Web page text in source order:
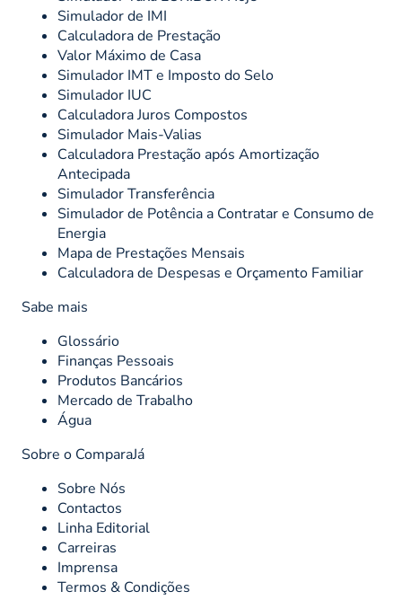
Simulador de IMI
Calculadora de Prestação
Valor Máximo de Casa
Simulador IMT e Imposto do Selo
Simulador IUC
Calculadora Juros Compostos
Simulador Mais-Valias
Calculadora Prestação após Amortização
Antecipada
Simulador Transferência
Simulador de Potência a Contratar e Consumo de
Energia
Mapa de Prestações Mensais
Calculadora de Despesas e Orçamento Familiar
Sabe mais
Glossário
Finanças Pessoais
Produtos Bancários
Mercado de Trabalho
Água
Sobre o ComparaJá
Sobre Nós
Contactos
Linha Editorial
Carreiras
Imprensa
Termos & Condições